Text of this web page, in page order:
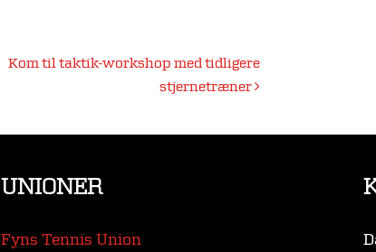
Kom til taktik-workshop med tidligere
stjernetræner
UNIONER
Fyns Tennis Union